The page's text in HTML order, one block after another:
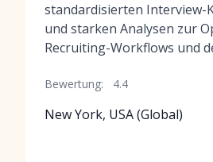
standardisierten Interview-
und starken Analysen zur
Recruiting-Workflows und
Bewertung: 4.4
New York, USA (Global)